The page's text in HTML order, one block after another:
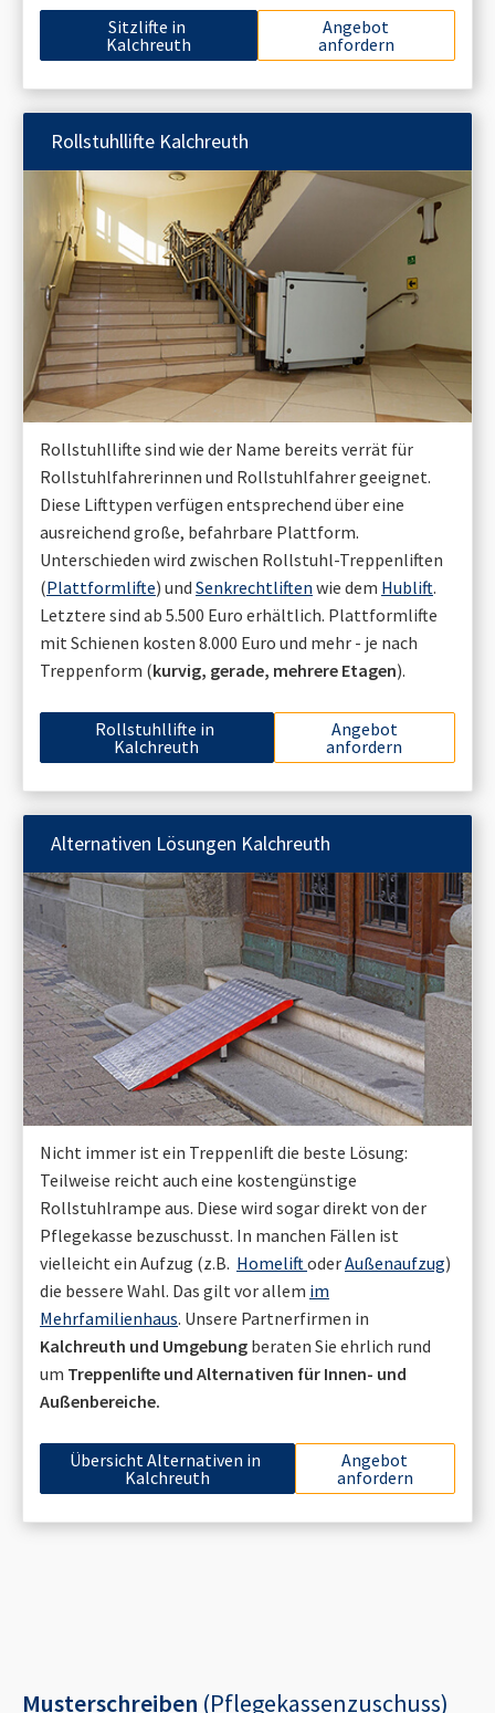
Sitzlifte in
Kalchreuth
Angebot
anfordern
Rollstuhllifte Kalchreuth
Rollstuhllifte sind wie der Name bereits verrät für
Rollstuhlfahrerinnen und Rollstuhlfahrer geeignet.
Diese Lifttypen verfügen entsprechend über eine
ausreichend große, befahrbare Plattform.
Unterschieden wird zwischen Rollstuhl-Treppenliften
(Plattformlifte) und Senkrechtliften wie dem Hublift.
Letztere sind ab 5.500 Euro erhältlich. Plattformlifte
mit Schienen kosten 8.000 Euro und mehr - je nach
Treppenform (kurvig, gerade, mehrere Etagen).
Rollstuhllifte in
Kalchreuth
Angebot
anfordern
Alternativen Lösungen Kalchreuth
Nicht immer ist ein Treppenlift die beste Lösung:
Teilweise reicht auch eine kostengünstige
Rollstuhlrampe aus. Diese wird sogar direkt von der
Pflegekasse bezuschusst. In manchen Fällen ist
vielleicht ein Aufzug (z.B. HomeliftoderAußenaufzug)
die bessere Wahl. Das gilt vor allem im
Mehrfamilienhaus. Unsere Partnerfirmen in
Kalchreuth und Umgebung beraten Sie ehrlich rund
um Treppenlifte und Alternativen für Innen- und
Außenbereiche.
Übersicht Alternativen in
Kalchreuth
Angebot
anfordern
Musterschreiben (Pflegekassenzuschuss)